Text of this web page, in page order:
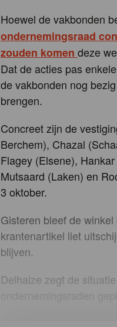
Hoewel de vakbonden
ondernemingsraad
zouden komen deze
Dat de acties pas
de vakbonden nog
brengen.
Concreet zijn de
Berchem), Chazal
Flagey (Elsene),
Mutsaard (Laken) en
3 oktober.
Gisteren bleef de
krantenartikel liet
blijven.
Delhaize zegt de
ondernemingsraden